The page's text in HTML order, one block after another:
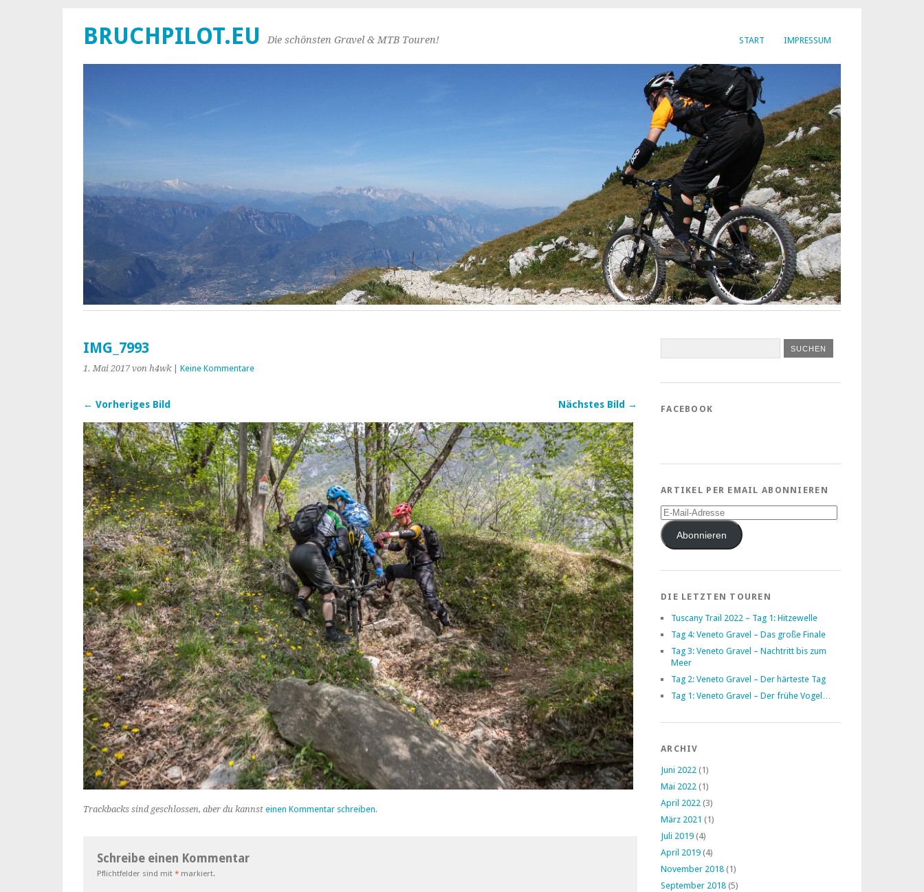
START IMPRESSUM
BRUCHPILOT.EU Die schönsten Gravel & MTB Touren!
IMG_7993
1. Mai 2017 von h4wk| Keine Kommentare
← Vorheriges Bild Nächstes Bild →
Trackbacks sind geschlossen, aber du kannst einen Kommentar schreiben.
Schreibe einen Kommentar
Pflichtfelder sind mit * markiert.
FACEBOOK
ARTIKEL PER EMAIL ABONNIEREN
E-
Mail-
AdresseAbonnieren
DIE LETZTEN TOUREN
Tuscany Trail 2022 – Tag 1: Hitzewelle
Tag 4: Veneto Gravel – Das große Finale
Tag 3: Veneto Gravel – Nachtritt bis zum
Meer
Tag 2: Veneto Gravel – Der härteste Tag
Tag 1: Veneto Gravel – Der frühe Vogel…
ARCHIV
Juni 2022 (1)
Mai 2022 (1)
April 2022 (3)
März 2021 (1)
Juli 2019 (4)
April 2019 (4)
November 2018 (1)
September 2018 (5)